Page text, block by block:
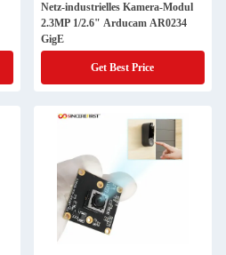
Netz-industrielles Kamera-Modul
2.3MP 1/2.6" Arducam AR0234
GigE
Get Best Price